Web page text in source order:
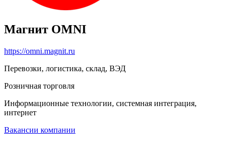
Магнит OMNI
https://omni.magnit.ru
Перевозки, логистика, склад, ВЭД
Розничная торговля
Информационные технологии, системная интеграция,
интернет
Вакансии компании